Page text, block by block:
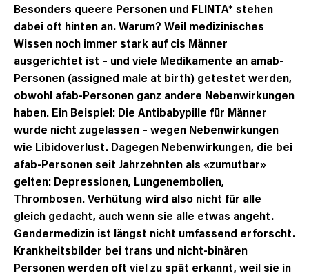
Besonders queere Personen und FLINTA* stehen
dabei oft hinten an. Warum? Weil medizinisches
Wissen noch immer stark auf cis Männer
ausgerichtet ist – und viele Medikamente an amab-
Personen (assigned male at birth) getestet werden,
obwohl afab-Personen ganz andere Nebenwirkungen
haben. Ein Beispiel: Die Antibabypille für Männer
wurde nicht zugelassen – wegen Nebenwirkungen
wie Libidoverlust. Dagegen Nebenwirkungen, die bei
afab-Personen seit Jahrzehnten als «zumutbar»
gelten: Depressionen, Lungenembolien,
Thrombosen. Verhütung wird also nicht für alle
gleich gedacht, auch wenn sie alle etwas angeht.
Gendermedizin ist längst nicht umfassend erforscht.
Krankheitsbilder bei trans und nicht-binären
Personen werden oft viel zu spät erkannt, weil sie in